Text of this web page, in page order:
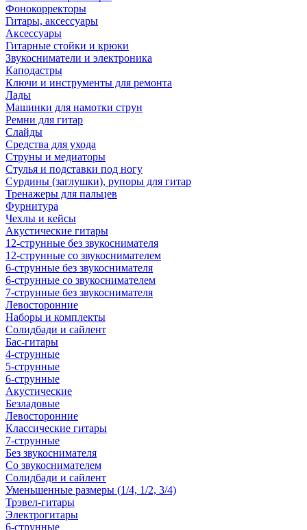
Фонокорректоры
Гитары, аксессуары
Аксессуары
Гитарные стойки и крюки
Звукосниматели и электроника
Каподастры
Ключи и инструменты для ремонта
Лады
Машинки для намотки струн
Ремни для гитар
Слайды
Средства для ухода
Струны и медиаторы
Стулья и подставки под ногу
Сурдины (заглушки), рупоры для гитар
Тренажеры для пальцев
Фурнитура
Чехлы и кейсы
Акустические гитары
12-струнные без звукоснимателя
12-струнные со звукоснимателем
6-струнные без звукоснимателя
6-струнные со звукоснимателем
7-струнные без звукоснимателя
Левосторонние
Наборы и комплекты
Солидбади и сайлент
Бас-гитары
4-струнные
5-струнные
6-струнные
Акустические
Безладовые
Левосторонние
Классические гитары
7-струнные
Без звукоснимателя
Со звукоснимателем
Солидбади и сайлент
Уменьшенные размеры (1/4, 1/2, 3/4)
Трэвел-гитары
Электрогитары
6-струнные